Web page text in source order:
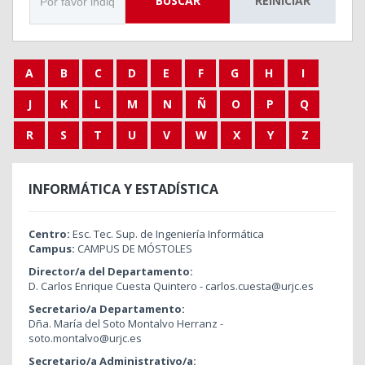
A B C D E F G H
I
J
K L M N Ñ O P
Q
R
S T U V W X Y Z
INFORMÁTICA Y ESTADÍSTICA
Centro: Esc. Tec. Sup. de Ingeniería Informática
Campus: CAMPUS DE MÓSTOLES
Director/a del Departamento:
D. Carlos Enrique Cuesta Quintero - carlos.cuesta@urjc.es
Secretario/a Departamento:
Dña. María del Soto Montalvo Herranz -
soto.montalvo@urjc.es
Secretario/a Administrativo/a: